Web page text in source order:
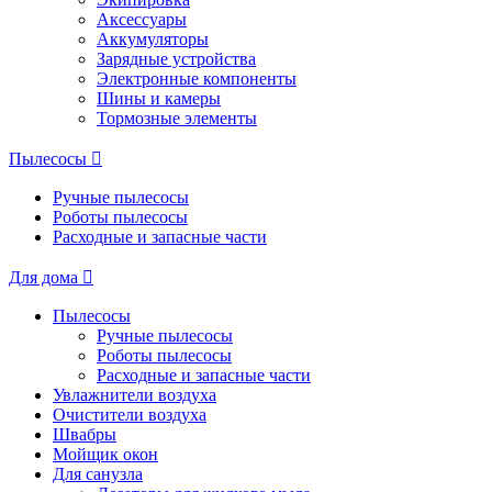
Аксессуары
Аккумуляторы
Зарядные устройства
Электронные компоненты
Шины и камеры
Тормозные элементы
Пылесосы
Ручные пылесосы
Роботы пылесосы
Расходные и запасные части
Для дома
Пылесосы
Ручные пылесосы
Роботы пылесосы
Расходные и запасные части
Увлажнители воздуха
Очистители воздуха
Швабры
Мойщик окон
Для санузла